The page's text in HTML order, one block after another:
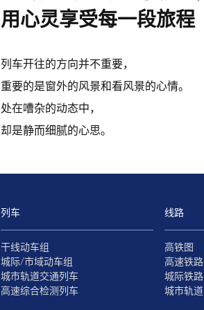
用心灵享受每一段旅程
列车开往的方向并不重要，
重要的是窗外的风景和看风景的心情。
处在嘈杂的动态中，
却是静而细腻的心思。
列车
干线动车组
城际/市域动车组
城市轨道交通列车
高速综合检测列车
线路
高铁图
高速铁路
城际铁路
城市轨道